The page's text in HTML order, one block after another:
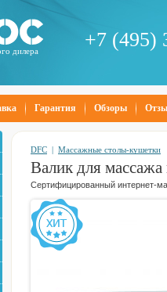
дилера
+7 (495)
Гарантия Обзоры
DFC | Массажные столы-кушетки
Валик для
Сертифицированный интернет-